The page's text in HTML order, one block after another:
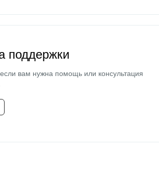
поддержки
вам нужна помощь или консультация